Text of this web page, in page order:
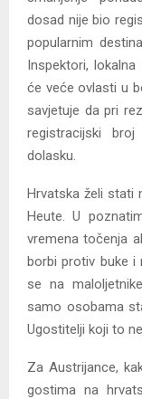
dosad nije bio
popularnim
Inspektori,
će veće ovlasti u
savjetuje da pri
registracijski
dolasku.
Hrvatska želi stati
Heute. U
vremena točenja
borbi protiv buke i
se na
samo osobama
Ugostitelji koji to
Za Austrijance,
gostima na